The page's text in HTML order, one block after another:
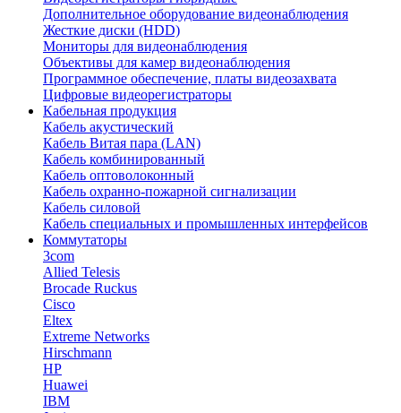
Дополнительное оборудование видеонаблюдения
Жесткие диски (HDD)
Мониторы для видеонаблюдения
Объективы для камер видеонаблюдения
Программное обеспечение, платы видеозахвата
Цифровые видеорегистраторы
Кабельная продукция
Кабель акустический
Кабель Витая пара (LAN)
Кабель комбинированный
Кабель оптоволоконный
Кабель охранно-пожарной сигнализации
Кабель силовой
Кабель специальных и промышленных интерфейсов
Коммутаторы
3com
Allied Telesis
Brocade Ruckus
Cisco
Eltex
Extreme Networks
Hirschmann
HP
Huawei
IBM